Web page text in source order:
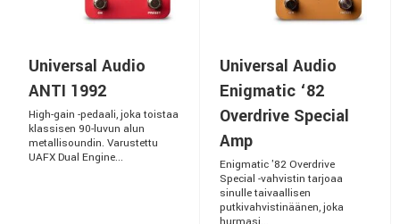
Universal Audio
ANTI 1992
High-gain -pedaali, joka toistaa
klassisen 90-luvun alun
metallisoundin. Varustettu
UAFX Dual Engine...
Universal Audio
Enigmatic ‘82
Overdrive Special
Amp
Enigmatic '82 Overdrive
Special -vahvistin tarjoaa
sinulle taivaallisen
putkivahvistinäänen, joka